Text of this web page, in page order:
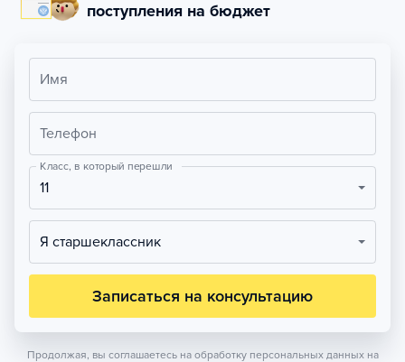
поступления на бюджет
Имя
Телефон
Класс, в который перешли
11
Я старшеклассник
Записаться на консультацию
Продолжая, вы соглашаетесь на обработку персональных данных на